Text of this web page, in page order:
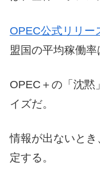
OPEC公式リリー
盟国の平均稼働率
OPEC＋の「沈黙
イズだ。
情報が出ないと
定する。